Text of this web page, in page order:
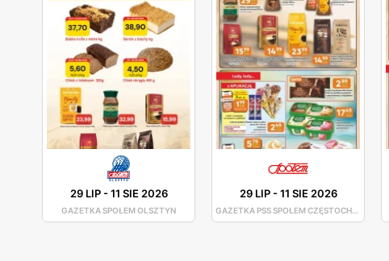
29 LIP-11 SIE 2026
GAZETKA SPOŁEM OLSZTYN
29 LIP-11 SIE 2026
GAZETKA PSS SPOŁEM CZĘSTOCHOWA